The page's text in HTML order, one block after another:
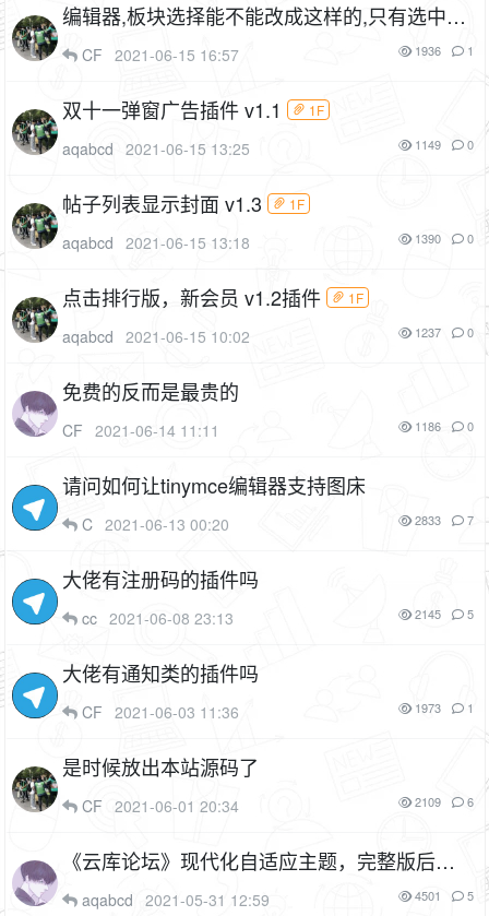
编辑器,板块选择能不能改成这样的,只有选中哪
个板块,才能发帖,不然法帖总是发成默认板块
CF 2021-06-15 16:57 1936 1
双十一弹窗广告插件 v1.1 1F
aqabcd 2021-06-15 13:25 1149 0
帖子列表显示封面 v1.3 1F
aqabcd 2021-06-15 13:18 1390 0
点击排行版，新会员 v1.2插件 1F
aqabcd 2021-06-15 10:02 1237 0
免费的反而是最贵的
CF 2021-06-14 11:11 1186 0
请问如何让tinymce编辑器支持图床
C 2021-06-13 00:20 2833 7
大佬有注册码的插件吗
cc 2021-06-08 23:13 2145 5
大佬有通知类的插件吗
CF 2021-06-03 11:36 1973 1
是时候放出本站源码了
CF 2021-06-01 20:34 2109 6
《云库论坛》现代化自适应主题，完整版后台
设置功能描述
aqabcd 2021-05-31 12:59 4501 5